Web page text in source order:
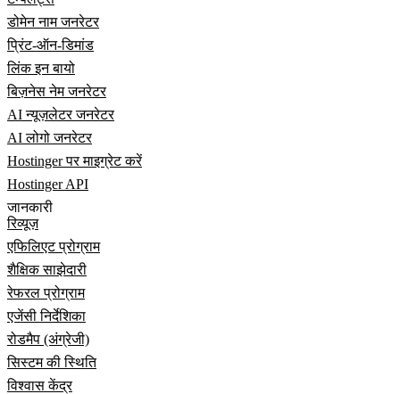
डोमेन नाम जनरेटर
प्रिंट-ऑन-डिमांड
लिंक इन बायो
बिज़नेस नेम जनरेटर
AI न्यूज़लेटर जनरेटर
AI लोगो जनरेटर
Hostinger पर माइग्रेट करें
Hostinger API
जानकारी
रिव्यूज़
एफिलिएट प्रोग्राम
शैक्षिक साझेदारी
रेफरल प्रोग्राम
एजेंसी निर्देशिका
रोडमैप (अंग्रेजी)
सिस्टम की स्थिति
विश्वास केंद्र